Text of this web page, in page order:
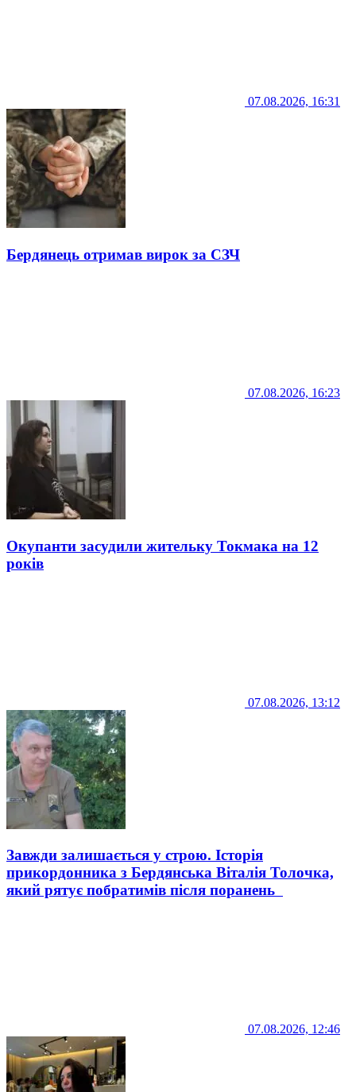
07.08.2026, 16:31
Бердянець отримав вирок за СЗЧ
07.08.2026, 16:23
Окупанти засудили жительку Токмака на 12
років
07.08.2026, 13:12
Завжди залишається у строю. Історія
прикордонника з Бердянська Віталія Толочка,
який рятує побратимів після поранень
07.08.2026, 12:46